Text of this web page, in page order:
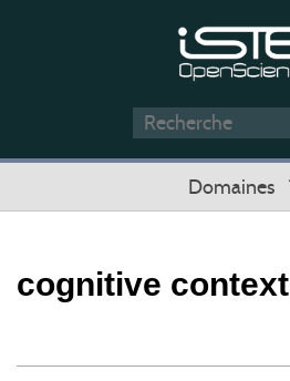
Domaines
cognitive context